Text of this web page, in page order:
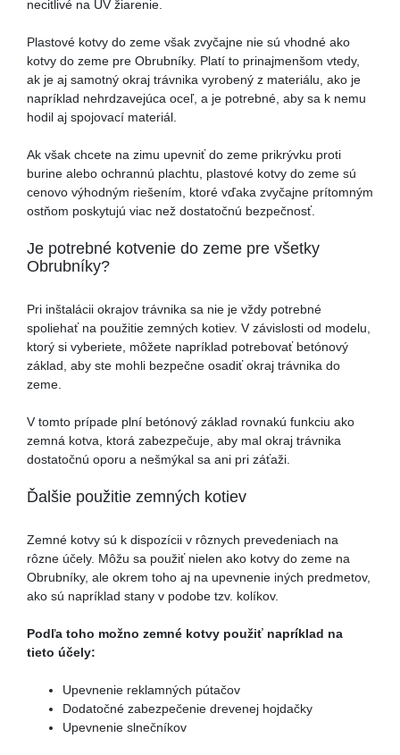
necitlivé na UV žiarenie.
Plastové kotvy do zeme však zvyčajne nie sú vhodné ako
kotvy do zeme pre Obrubníky. Platí to prinajmenšom vtedy,
ak je aj samotný okraj trávnika vyrobený z materiálu, ako je
napríklad nehrdzavejúca oceľ, a je potrebné, aby sa k nemu
hodil aj spojovací materiál.
Ak však chcete na zimu upevniť do zeme prikrývku proti
burine alebo ochrannú plachtu, plastové kotvy do zeme sú
cenovo výhodným riešením, ktoré vďaka zvyčajne prítomným
ostňom poskytujú viac než dostatočnú bezpečnosť.
Je potrebné kotvenie do zeme pre všetky
Obrubníky?
Pri inštalácii okrajov trávnika sa nie je vždy potrebné
spoliehať na použitie zemných kotiev. V závislosti od modelu,
ktorý si vyberiete, môžete napríklad potrebovať betónový
základ, aby ste mohli bezpečne osadiť okraj trávnika do
zeme.
V tomto prípade plní betónový základ rovnakú funkciu ako
zemná kotva, ktorá zabezpečuje, aby mal okraj trávnika
dostatočnú oporu a nešmýkal sa ani pri záťaži.
Ďalšie použitie zemných kotiev
Zemné kotvy sú k dispozícii v rôznych prevedeniach na
rôzne účely. Môžu sa použiť nielen ako kotvy do zeme na
Obrubníky, ale okrem toho aj na upevnenie iných predmetov,
ako sú napríklad stany v podobe tzv. kolíkov.
Podľa toho možno zemné kotvy použiť napríklad na
tieto účely:
Upevnenie reklamných pútačov
Dodatočné zabezpečenie drevenej hojdačky
Upevnenie slnečníkov